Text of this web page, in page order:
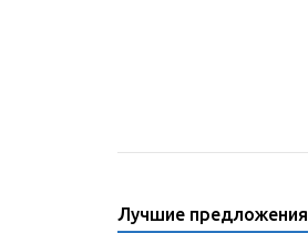
Лучшие предложения